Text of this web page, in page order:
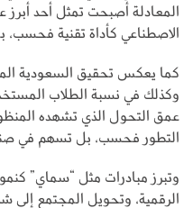
المعادلة أصبحت تمثل أحد أبرز
الاصطناعي كأداة تقنية فحسب،
كما يعكس تحقيق السعودية
وكذلك في نسبة الطلاب
عمق التحول الذي تشهده
التطور فحسب، بل تسهم في
وتبرز مبادرات مثل “سماي”
الرقمية، وتحويل المجتمع